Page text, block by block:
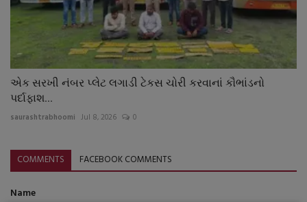
એક સરખી નંબર પ્લેટ લગાડી ટેકસ ચોરી કરવાનાં કૌભાંડનો
પર્દાફાશ...
saurashtrabhoomi Jul 8, 2026 0
COMMENTS FACEBOOK COMMENTS
Name